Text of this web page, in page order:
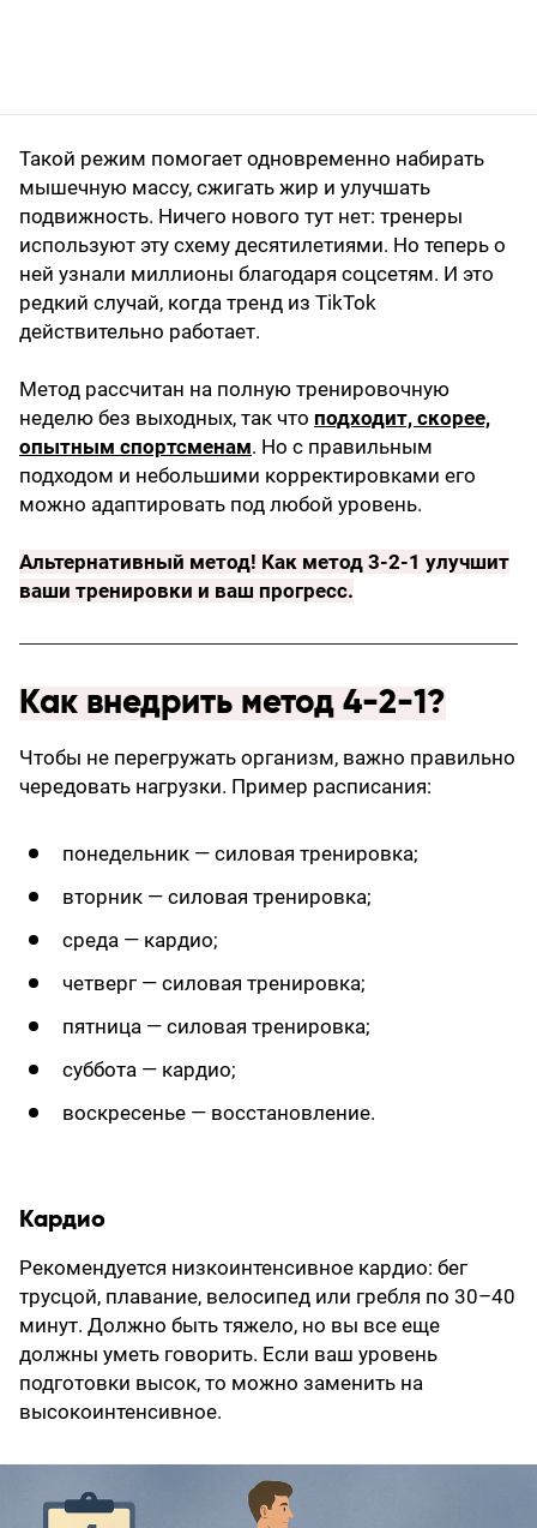
Такой режим помогает одновременно набирать
мышечную массу, сжигать жир и улучшать
подвижность. Ничего нового тут нет: тренеры
используют эту схему десятилетиями. Но теперь о
ней узнали миллионы благодаря соцсетям. И это
редкий случай, когда тренд из TikTok
действительно работает.
Метод рассчитан на полную тренировочную
неделю без выходных, так что подходит, скорее,
опытным спортсменам. Но с правильным
подходом и небольшими корректировками его
можно адаптировать под любой уровень.
Альтернативный метод! Как метод 3-2-1 улучшит
ваши тренировки и ваш прогресс.
Как внедрить метод 4-2-1?
Чтобы не перегружать организм, важно правильно
чередовать нагрузки. Пример расписания:
понедельник — силовая тренировка;
вторник — силовая тренировка;
среда — кардио;
четверг — силовая тренировка;
пятница — силовая тренировка;
суббота — кардио;
воскресенье — восстановление.
Кардио
Рекомендуется низкоинтенсивное кардио: бег
трусцой, плавание, велосипед или гребля по 30–40
минут. Должно быть тяжело, но вы все еще
должны уметь говорить. Если ваш уровень
подготовки высок, то можно заменить на
высокоинтенсивное.